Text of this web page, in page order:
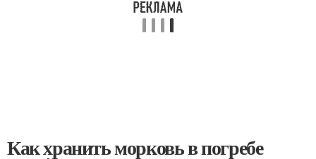
Как хранить морковь в погребе